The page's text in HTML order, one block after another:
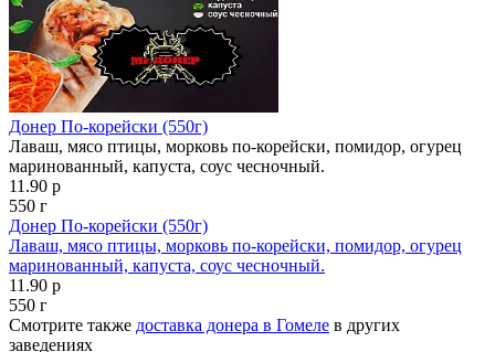
Донер По-корейски (550г)
Лаваш, мясо птицы, морковь по-корейски, помидор, огурец
маринованный, капуста, соус чесночный.
11.90 р
550 г
Донер По-корейски (550г)
Лаваш, мясо птицы, морковь по-корейски, помидор, огурец
маринованный, капуста, соус чесночный.
11.90 р
550 г
Смотрите также доставка донера в Гомеле в других
заведениях